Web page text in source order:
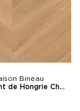
Bineau
Parquet Point de Hongrie Chêne Contrecollé Jazz